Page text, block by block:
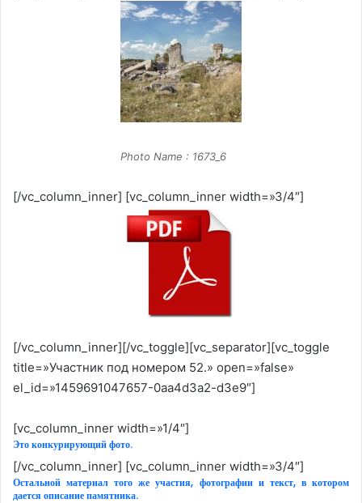
Photo Name : 1673_6
[/vc_column_inner] [vc_column_inner width=»3/4″]
[/vc_column_inner][/vc_toggle][vc_separator][vc_toggle
title=»Участник под номером 52.» open=»false»
el_id=»1459691047657-0aa4d3a2-d3e9″]
[vc_column_inner width=»1/4″]
Это конкурирующий фото.
[/vc_column_inner] [vc_column_inner width=»3/4″]
Остальной материал того же участия, фотографии и текст, в котором
дается описание памятника.